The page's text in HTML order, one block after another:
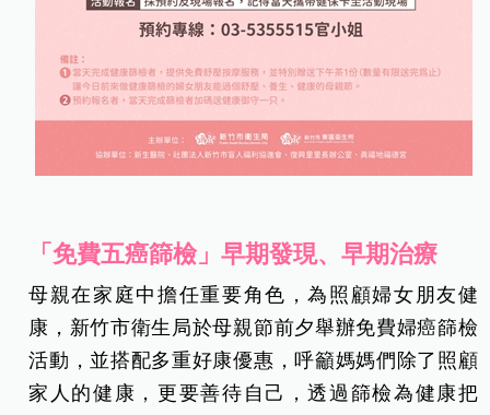
「免費五癌篩檢」早期發現、早期治療
母親在家庭中擔任重要角色，為照顧婦女朋友健
康，新竹市衛生局於母親節前夕舉辦免費婦癌篩檢
活動，並搭配多重好康優惠，呼籲媽媽們除了照顧
家人的健康，更要善待自己，透過篩檢為健康把